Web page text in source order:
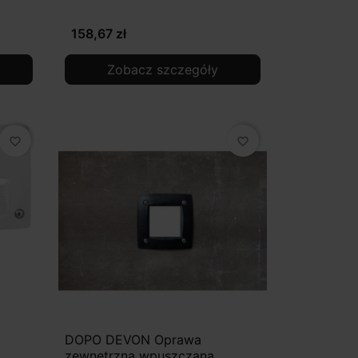
158,67 zł
Zobacz szczegóły
favorite_border favorite_border
DOPO DEVON Oprawa